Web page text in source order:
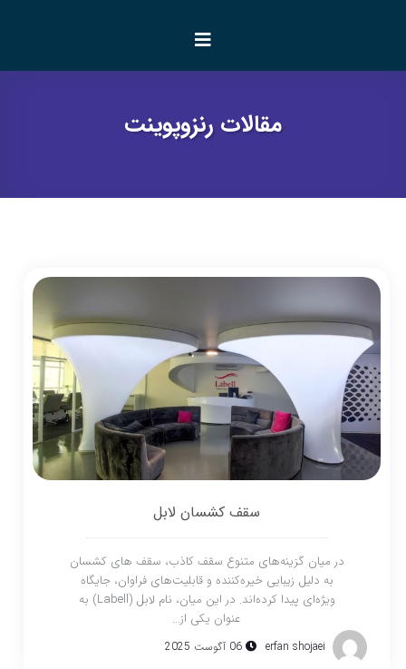
مقالات رنزوپوینت
سقف کشسان لابل
در میان گزینه‌های متنوع سقف کاذب، سقف‌ های کشسان
به دلیل زیبایی خیره‌کننده و قابلیت‌های فراوان، جایگاه
ویژه‌ای پیدا کرده‌اند. در این میان، نام لابل (Labell) به
عنوان یکی از...
erfan shojaei 06 آگوست 2025